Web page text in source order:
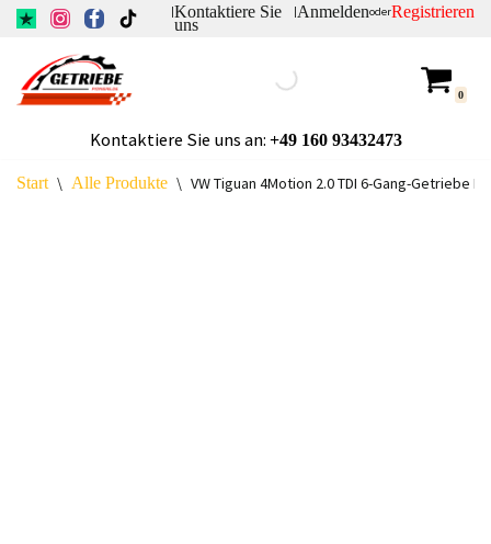
Inhalt
springen
|Kontaktiere Sie
uns
|AnmeldenoderRegistrieren
0
Kontaktiere Sie uns an: +49160 93432473
Start \ Alle Produkte \ VW Tiguan 4Motion 2.0 TDI 6-Gang-Getriebe